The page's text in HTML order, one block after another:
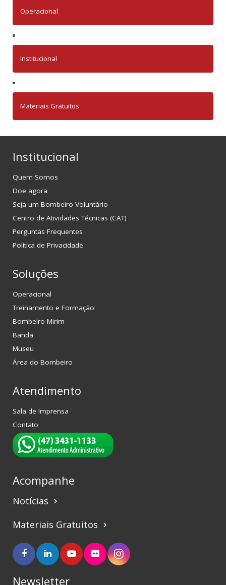
Operacional
Institucional
Materiais Gratuitos
Institucional
Quem Somos
Doe agora
Seja um Bombeiro Voluntário
Centro de Atividades Técnicas (CAT)
Perguntas Frequentes
Política de Privacidade
Soluções
Operacional
Treinamento e Formação
Bombeiro Mirim
Banda
Museu
Área do Bombeiro
Atendimento
Sala de Imprensa
Contato
Acompanhe
Notícias keyboard_arrow_right
Materiais Gratuitos keyboard_arrow_right
Newsletter